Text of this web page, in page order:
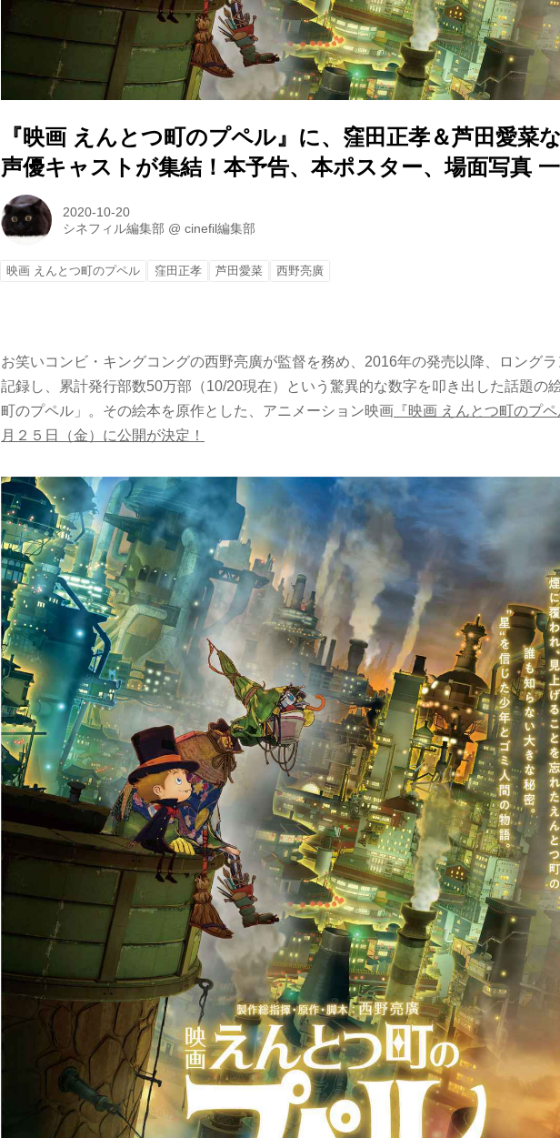
『映画 えんとつ町のプペル』に、窪田正孝＆芦田愛菜
声優キャストが集結！本予告、本ポスター、場面写真 一
2020-10-20
シネフィル編集部 @cinefil編集部
映画 えんとつ町のプペル 窪田正孝 芦田愛菜 西野亮廣
お笑いコンビ・キングコングの西野亮廣が監督を務め、2016年の発売以降、ロング
記録し、累計発行部数50万部（10/20現在）という驚異的な数字を叩き出した話題の
町のプペル」。その絵本を原作とした、アニメーション映画 『映画 えんとつ町のプペ
月２５日（金）に公開が決定！